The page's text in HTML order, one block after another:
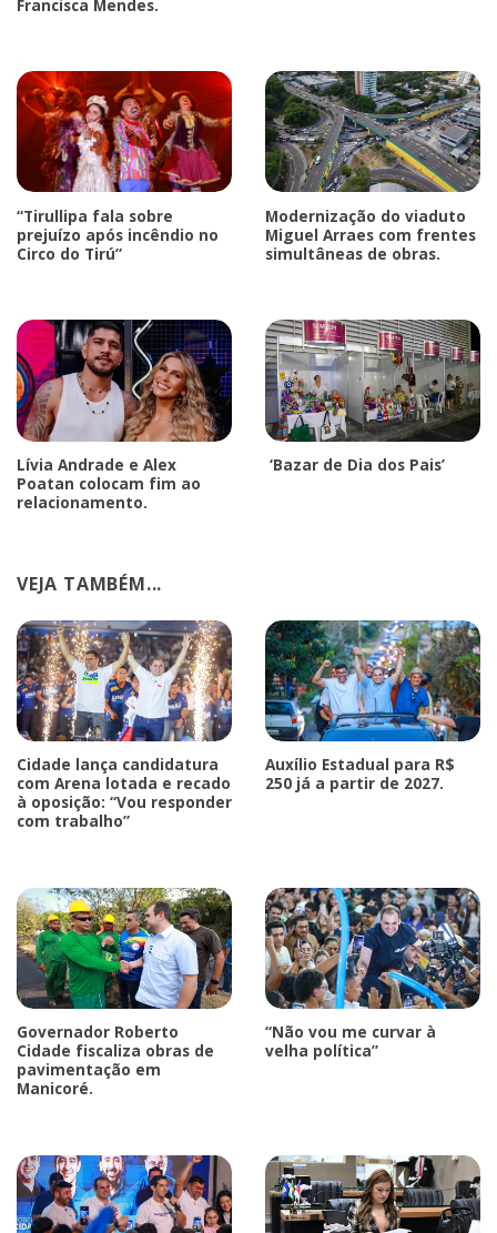
Francisca Mendes.
“Tirullipa fala sobre
prejuízo após incêndio no
Circo do Tirú”
Modernização do viaduto
Miguel Arraes com frentes
simultâneas de obras.
Lívia Andrade e Alex
Poatan colocam fim ao
relacionamento.
‘Bazar de Dia dos Pais’
VEJA TAMBÉM...
Cidade lança candidatura
com Arena lotada e recado
à oposição: “Vou responder
com trabalho”
Auxílio Estadual para R$
250 já a partir de 2027.
Governador Roberto
Cidade fiscaliza obras de
pavimentação em
Manicoré.
“Não vou me curvar à
velha política”